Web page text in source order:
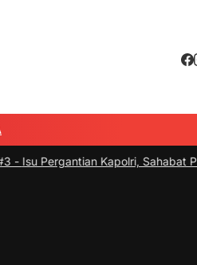
Kapolri, Sahabat Presisi: